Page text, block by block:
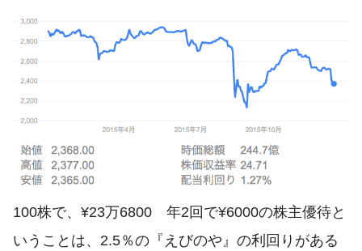
100株で、¥23万6800 年2回で¥6000の株主優待と
いうことは、2.5％の『えびのや』の利回りがある